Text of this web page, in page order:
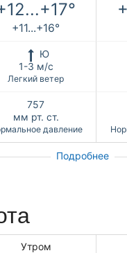
+11...+16°
Ю
1-3 м/с
Легкий ветер
757
мм рт. ст.
давление
Подробнее
Утром